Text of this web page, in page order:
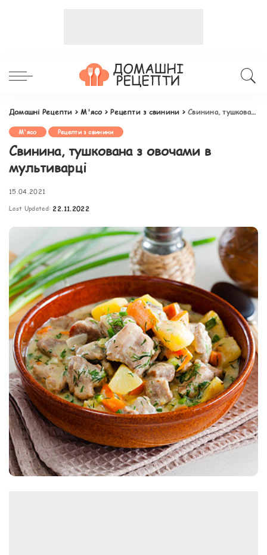
Домашні Рецепти >М'ясо>Рецепти з свинини >Свинина, тушкована з овочами в мультиварці
М'ясо Рецепти з свинини
Свинина, тушкована з овочами в
мультиварці
15.04.2021
Last Updated: 22.11.2022